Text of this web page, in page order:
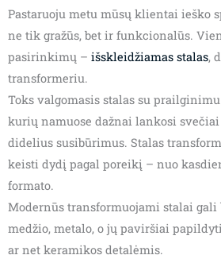
Pastaruoju metu mūsų klientai ieško
ne tik gražūs, bet ir funkcionalūs.
pasirinkimų – išskleidžiamas stalas,
transformeriu.
Toks valgomasis stalas su
kurių namuose dažnai lankosi svečiai
didelius susibūrimus. Stalas
keisti dydį pagal poreikį – nuo
formato.
Modernūs transformuojami stalai
medžio, metalo, o jų paviršiai
ar net keramikos detalėmis.